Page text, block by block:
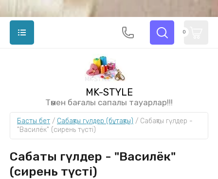
MK-STYLE
Төмен бағалы сапалы тауарлар!!!
0
Басты бет / Сабақты гүлдер (бұтақты) / Сабақты гүлдер -
"Василёк" (сирень түсті)
Сабақты гүлдер - "Василёк"
(сирень түсті)